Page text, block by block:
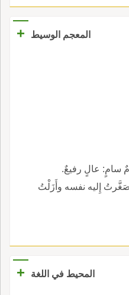
المعجم الوسيط +
سامٍ: عالٍ رفيعٌ.
إِليه نفسه وأَزَلْتُ
المحيط في اللغة
+